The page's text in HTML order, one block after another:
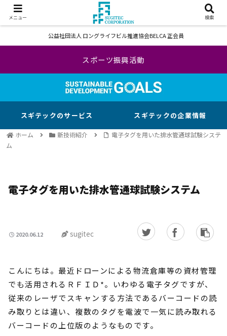
公益社団法人 ロングライフビル推進協会BELCA 正会員
スポーツ振興活動
スギテックのサービス スギテックの企業情報
ホーム 新技術紹介
電子タグを用いた排水管通球試験システ
ム
電子タグを用いた排水管通球試験システム
2020.06.12 sugitec
こんにちは。最近ドローンによる物流倉庫等の資材管理
でも活用されるＲＦＩＤ*。いわゆる電子タグですが、
従来のレーザでスキャンする方法であるバーコードの読
み取りとは違い、複数のタグを電波で一気に読み取れる
バーコードの上位版のようなものです。
メニュー 検索